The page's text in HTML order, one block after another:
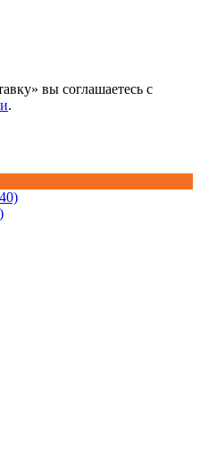
вы соглашаетесь с
.